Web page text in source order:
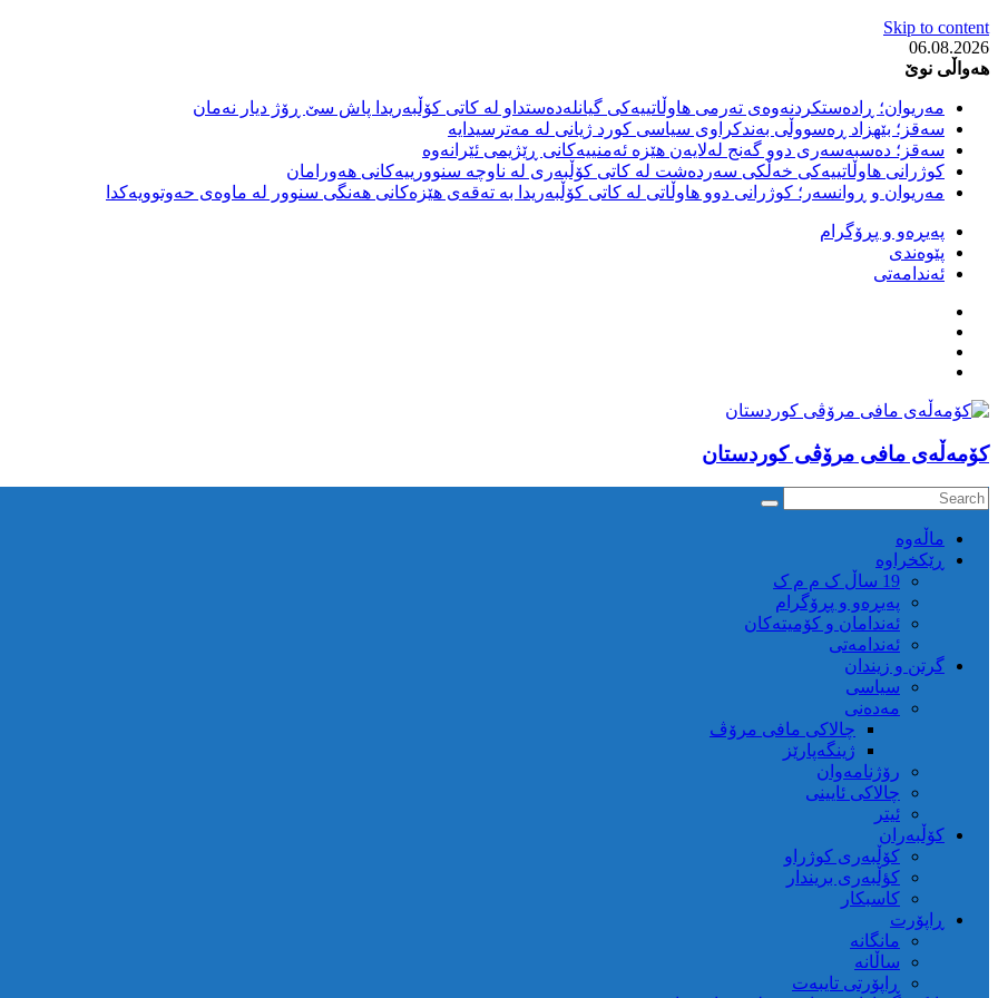
Skip to content
06.08.2026
هەواڵی نوێ
مەریوان؛ ڕادەستکردنەوەی تەرمی هاوڵاتییەکی گیانلەدەستداو لە کاتی کۆڵبەریدا پاش سێ ڕۆژ دیار نەمان
سەقز؛ بێهزاد ڕەسووڵی بەندکراوی سیاسی کورد ژیانی لە مەترسیدایە
سەقز؛ دەسبەسەری دوو گەنج لەلایەن هێزە ئەمنییەکانی ڕێژیمی ئێرانەوە
کوژرانی هاوڵاتییەکی خەڵکی سەردەشت لە کاتی کۆڵبەری لە ناوچە سنوورییەکانی هەورامان
مەریوان و ڕوانسەر؛ کوژرانی دوو هاوڵاتی لە کاتی کۆڵبەریدا بە تەقەی هێزەکانی هەنگی سنوور لە ماوەی حەوتوویەکدا
پەیڕەو و پڕۆگرام
پێوەندی
ئەندامەتی
كۆمه‌ڵه‌ی مافی مرۆڤی کوردستان
ماڵه‌وه‌
ڕێکخراوە
19 ساڵ ک م م ک
پەیڕەو و پڕۆگرام
ئەندامان و کۆمیتەکان
ئەندامەتی
گرتن و زیندان
سیاسی
مەدەنی
چالاکی مافی مرۆڤ
ژینگەپارێز
رۆژنامەوان
چالاکی ئایینی
ئیتر
کۆڵبەران
کۆڵبەری کوژراو
کؤڵبەری بریندار
کاسبکار
ڕاپۆرت
مانگانە
ساڵانە
ڕاپۆرتی تایبەت